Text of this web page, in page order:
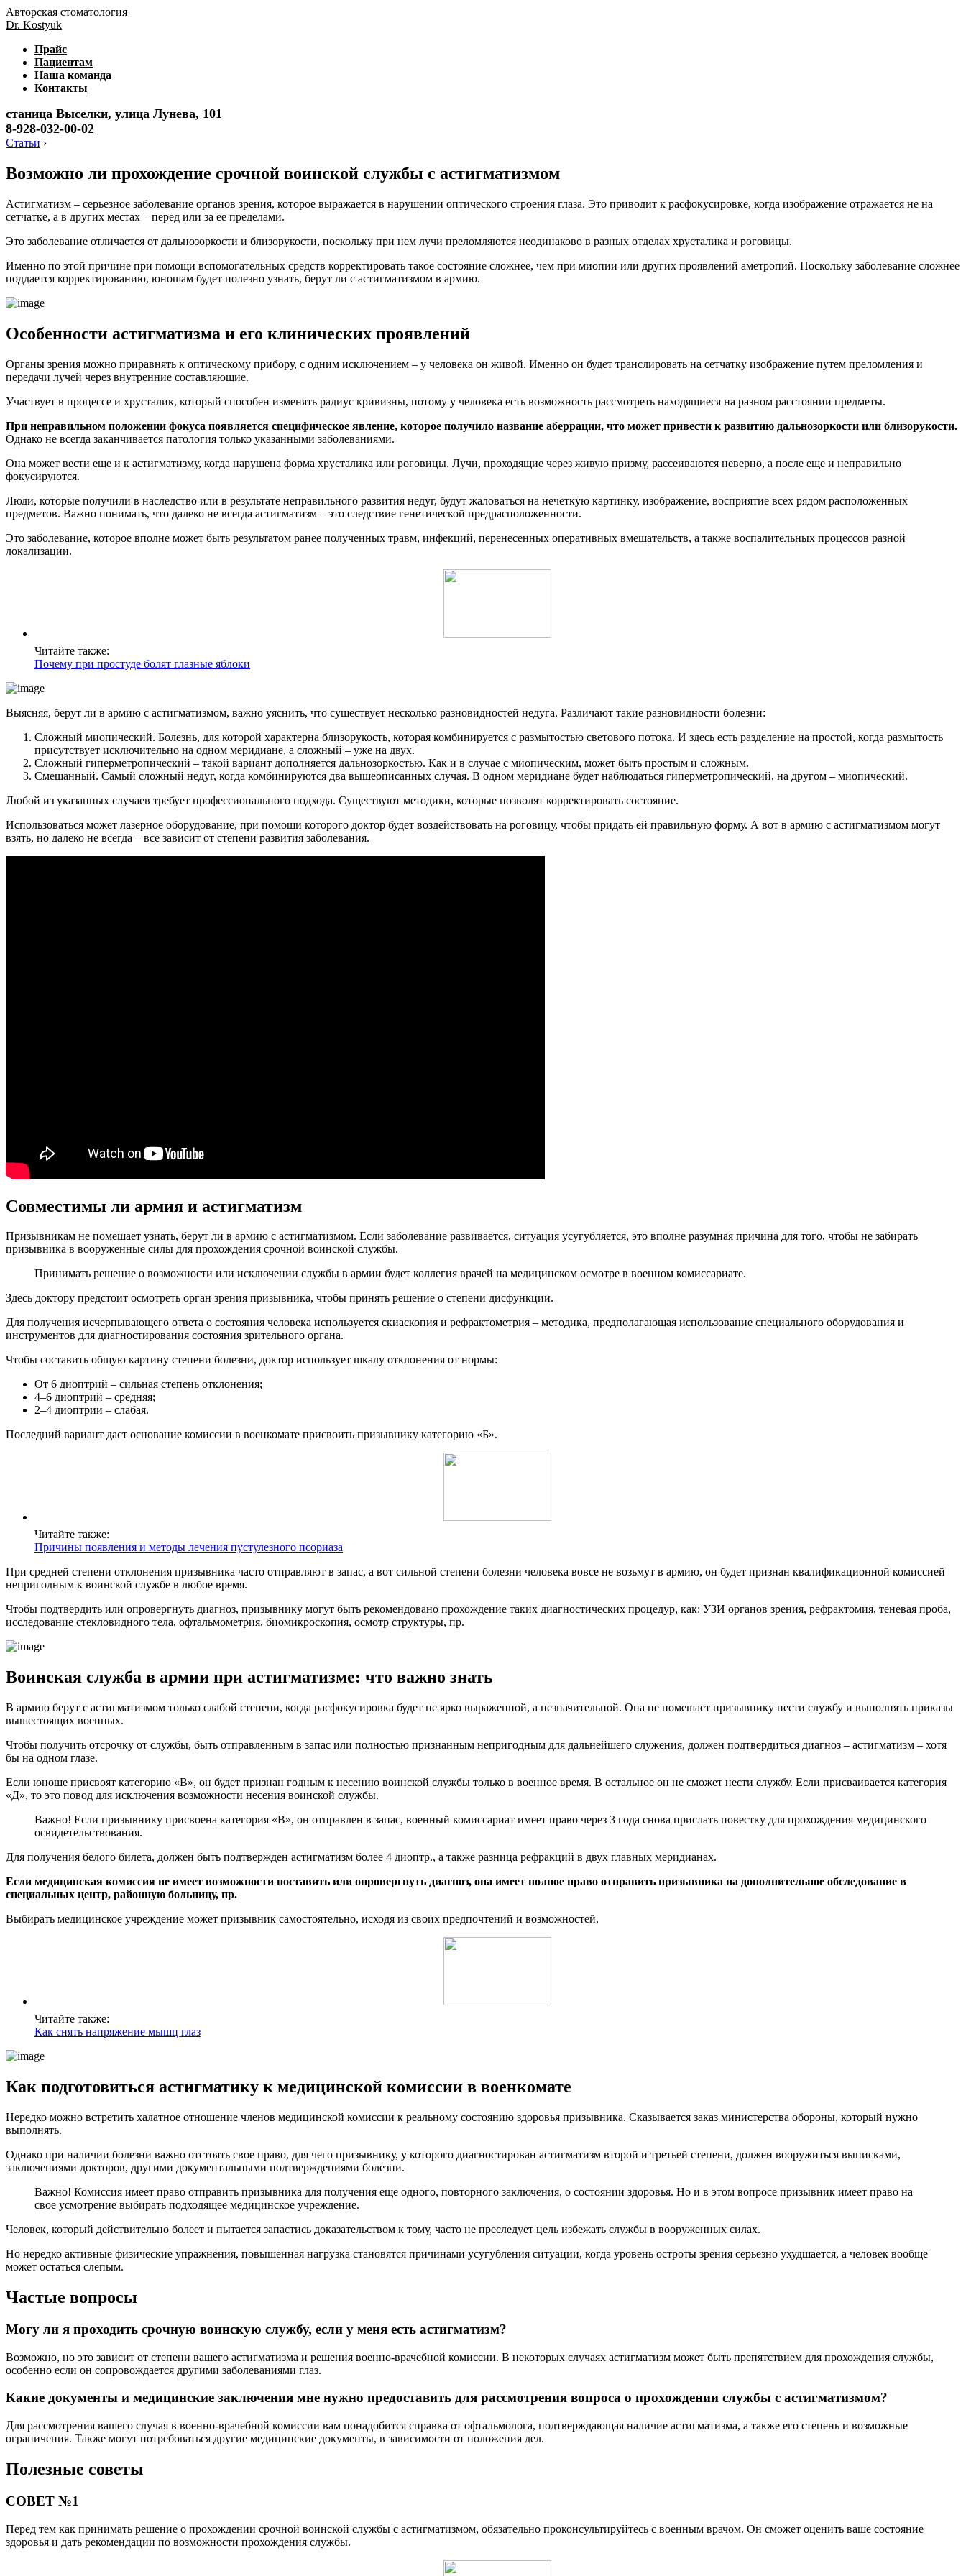
Авторская стоматология
Dr. Kostyuk
Прайс
Пациентам
Наша команда
Контакты
станица Выселки, улица Лунева, 101
8-928-032-00-02
Статьи ›
Возможно ли прохождение срочной воинской службы с астигматизмом
Астигматизм – серьезное заболевание органов зрения, которое выражается в нарушении оптического строения глаза. Это приводит к расфокусировке, когда изображение отражается не на
сетчатке, а в других местах – перед или за ее пределами.
Это заболевание отличается от дальнозоркости и близорукости, поскольку при нем лучи преломляются неодинаково в разных отделах хрусталика и роговицы.
Именно по этой причине при помощи вспомогательных средств корректировать такое состояние сложнее, чем при миопии или других проявлений аметропий. Поскольку заболевание сложнее
поддается корректированию, юношам будет полезно узнать, берут ли с астигматизмом в армию.
Особенности астигматизма и его клинических проявлений
Органы зрения можно приравнять к оптическому прибору, с одним исключением – у человека он живой. Именно он будет транслировать на сетчатку изображение путем преломления и
передачи лучей через внутренние составляющие.
Участвует в процессе и хрусталик, который способен изменять радиус кривизны, потому у человека есть возможность рассмотреть находящиеся на разном расстоянии предметы.
При неправильном положении фокуса появляется специфическое явление, которое получило название аберрации, что может привести к развитию дальнозоркости или близорукости.
Однако не всегда заканчивается патология только указанными заболеваниями.
Она может вести еще и к астигматизму, когда нарушена форма хрусталика или роговицы. Лучи, проходящие через живую призму, рассеиваются неверно, а после еще и неправильно
фокусируются.
Люди, которые получили в наследство или в результате неправильного развития недуг, будут жаловаться на нечеткую картинку, изображение, восприятие всех рядом расположенных
предметов. Важно понимать, что далеко не всегда астигматизм – это следствие генетической предрасположенности.
Это заболевание, которое вполне может быть результатом ранее полученных травм, инфекций, перенесенных оперативных вмешательств, а также воспалительных процессов разной
локализации.
Читайте также:
Почему при простуде болят глазные яблоки
Выясняя, берут ли в армию с астигматизмом, важно уяснить, что существует несколько разновидностей недуга. Различают такие разновидности болезни:
Сложный миопический. Болезнь, для которой характерна близорукость, которая комбинируется с размытостью светового потока. И здесь есть разделение на простой, когда размытость
присутствует исключительно на одном меридиане, а сложный – уже на двух.
Сложный гиперметропический – такой вариант дополняется дальнозоркостью. Как и в случае с миопическим, может быть простым и сложным.
Смешанный. Самый сложный недуг, когда комбинируются два вышеописанных случая. В одном меридиане будет наблюдаться гиперметропический, на другом – миопический.
Любой из указанных случаев требует профессионального подхода. Существуют методики, которые позволят корректировать состояние.
Использоваться может лазерное оборудование, при помощи которого доктор будет воздействовать на роговицу, чтобы придать ей правильную форму. А вот в армию с астигматизмом могут
взять, но далеко не всегда – все зависит от степени развития заболевания.
Совместимы ли армия и астигматизм
Призывникам не помешает узнать, берут ли в армию с астигматизмом. Если заболевание развивается, ситуация усугубляется, это вполне разумная причина для того, чтобы не забирать
призывника в вооруженные силы для прохождения срочной воинской службы.
Принимать решение о возможности или исключении службы в армии будет коллегия врачей на медицинском осмотре в военном комиссариате.
Здесь доктору предстоит осмотреть орган зрения призывника, чтобы принять решение о степени дисфункции.
Для получения исчерпывающего ответа о состояния человека используется скиаскопия и рефрактометрия – методика, предполагающая использование специального оборудования и
инструментов для диагностирования состояния зрительного органа.
Чтобы составить общую картину степени болезни, доктор использует шкалу отклонения от нормы:
От 6 диоптрий – сильная степень отклонения;
4–6 диоптрий – средняя;
2–4 диоптрии – слабая.
Последний вариант даст основание комиссии в военкомате присвоить призывнику категорию «Б».
Читайте также:
Причины появления и методы лечения пустулезного псориаза
При средней степени отклонения призывника часто отправляют в запас, а вот сильной степени болезни человека вовсе не возьмут в армию, он будет признан квалификационной комиссией
непригодным к воинской службе в любое время.
Чтобы подтвердить или опровергнуть диагноз, призывнику могут быть рекомендовано прохождение таких диагностических процедур, как: УЗИ органов зрения, рефрактомия, теневая проба,
исследование стекловидного тела, офтальмометрия, биомикроскопия, осмотр структуры, пр.
Воинская служба в армии при астигматизме: что важно знать
В армию берут с астигматизмом только слабой степени, когда расфокусировка будет не ярко выраженной, а незначительной. Она не помешает призывнику нести службу и выполнять приказы
вышестоящих военных.
Чтобы получить отсрочку от службы, быть отправленным в запас или полностью признанным непригодным для дальнейшего служения, должен подтвердиться диагноз – астигматизм – хотя
бы на одном глазе.
Если юноше присвоят категорию «В», он будет признан годным к несению воинской службы только в военное время. В остальное он не сможет нести службу. Если присваивается категория
«Д», то это повод для исключения возможности несения воинской службы.
Важно! Если призывнику присвоена категория «В», он отправлен в запас, военный комиссариат имеет право через 3 года снова прислать повестку для прохождения медицинского
освидетельствования.
Для получения белого билета, должен быть подтвержден астигматизм более 4 диоптр., а также разница рефракций в двух главных меридианах.
Если медицинская комиссия не имеет возможности поставить или опровергнуть диагноз, она имеет полное право отправить призывника на дополнительное обследование в
специальных центр, районную больницу, пр.
Выбирать медицинское учреждение может призывник самостоятельно, исходя из своих предпочтений и возможностей.
Читайте также:
Как снять напряжение мышц глаз
Как подготовиться астигматику к медицинской комиссии в военкомате
Нередко можно встретить халатное отношение членов медицинской комиссии к реальному состоянию здоровья призывника. Сказывается заказ министерства обороны, который нужно
выполнять.
Однако при наличии болезни важно отстоять свое право, для чего призывнику, у которого диагностирован астигматизм второй и третьей степени, должен вооружиться выписками,
заключениями докторов, другими документальными подтверждениями болезни.
Важно! Комиссия имеет право отправить призывника для получения еще одного, повторного заключения, о состоянии здоровья. Но и в этом вопросе призывник имеет право на
свое усмотрение выбирать подходящее медицинское учреждение.
Человек, который действительно болеет и пытается запастись доказательством к тому, часто не преследует цель избежать службы в вооруженных силах.
Но нередко активные физические упражнения, повышенная нагрузка становятся причинами усугубления ситуации, когда уровень остроты зрения серьезно ухудшается, а человек вообще
может остаться слепым.
Частые вопросы
Могу ли я проходить срочную воинскую службу, если у меня есть астигматизм?
Возможно, но это зависит от степени вашего астигматизма и решения военно-врачебной комиссии. В некоторых случаях астигматизм может быть препятствием для прохождения службы,
особенно если он сопровождается другими заболеваниями глаз.
Какие документы и медицинские заключения мне нужно предоставить для рассмотрения вопроса о прохождении службы с астигматизмом?
Для рассмотрения вашего случая в военно-врачебной комиссии вам понадобится справка от офтальмолога, подтверждающая наличие астигматизма, а также его степень и возможные
ограничения. Также могут потребоваться другие медицинские документы, в зависимости от положения дел.
Полезные советы
СОВЕТ №1
Перед тем как принимать решение о прохождении срочной воинской службы с астигматизмом, обязательно проконсультируйтесь с военным врачом. Он сможет оценить ваше состояние
здоровья и дать рекомендации по возможности прохождения службы.